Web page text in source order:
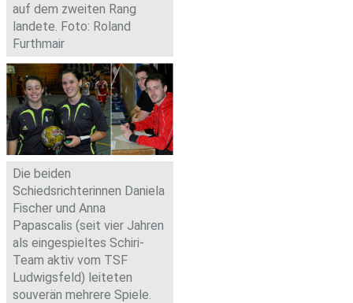
auf dem zweiten Rang
landete. Foto: Roland
Furthmair
Die beiden
Schiedsrichterinnen Daniela
Fischer und Anna
Papascalis (seit vier Jahren
als eingespieltes Schiri-
Team aktiv vom TSF
Ludwigsfeld) leiteten
souverän mehrere Spiele.